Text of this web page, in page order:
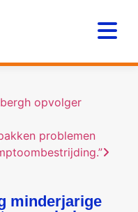
opvolger
problemen
minderjarige